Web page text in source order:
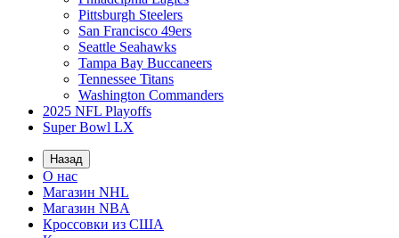
Pittsburgh Steelers
San Francisco 49ers
Seattle Seahawks
Tampa Bay Buccaneers
Tennessee Titans
Washington Commanders
2025 NFL Playoffs
Super Bowl LX
Назад
О нас
Магазин NHL
Магазин NBA
Кроссовки из США